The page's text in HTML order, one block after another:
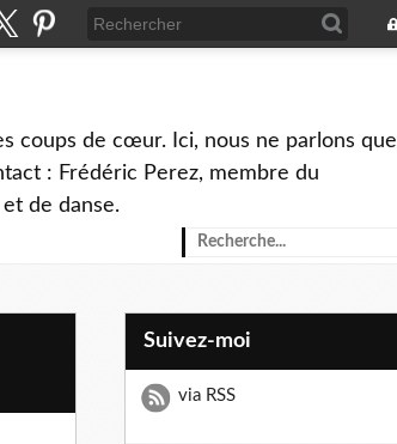
coups de cœur. Ici, nous ne parlons que
: Frédéric Perez, membre du
de danse.
Suivez-moi
via RSS